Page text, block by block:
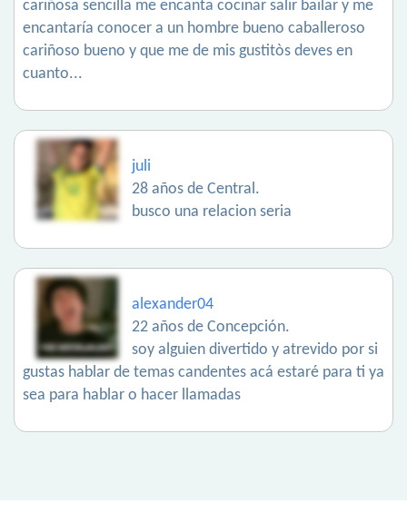
cariñosa sencilla me encanta cocinar salir bailar y me
encantaría conocer a un hombre bueno caballeroso
cariñoso bueno y que me de mis gustitòs deves en
cuanto...
juli
28 años de Central.
busco una relacion seria
alexander04
22 años de Concepción.
soy alguien divertido y atrevido por si
gustas hablar de temas candentes acá estaré para ti ya
sea para hablar o hacer llamadas